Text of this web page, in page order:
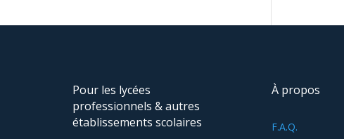
Pour les lycées
professionnels & autres
établissements scolaires
À propos
F.A.Q.